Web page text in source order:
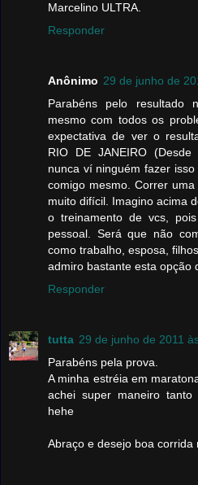
Marcelino ULTRA.
Responder
Anônimo 29 de junho de
Parabéns pelo resultado
mesmo com todos os
expectativa de ver o
RIO DE JANEIRO
nunca ví ninguém fazer
comigo mesmo. Correr
muito difícil. Imagino acima
o treinamento de vcs,
pessoal. Será que não
como trabalho, esposa,
admiro bastante esta opção
Responder
tutta 29 de junho de 2011
Parabéns pela prova.
A minha estréia em
achei super maneiro
hehe
Abraço e desejo boa corrida